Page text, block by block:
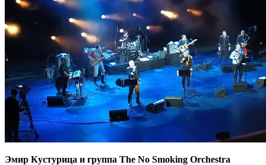
Эмир Кустурица и группа The No Smoking Orchestra